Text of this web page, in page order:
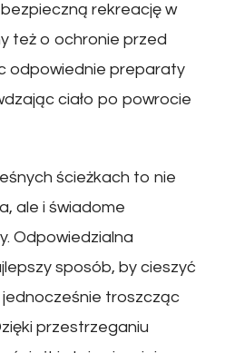
rekreację w
też o ochronie przed
odpowiednie preparaty
ciało po powrocie
ścieżkach to nie
ale i świadome
Odpowiedzialna
sposób, by cieszyć
jednocześnie troszcząc
przestrzeganiu